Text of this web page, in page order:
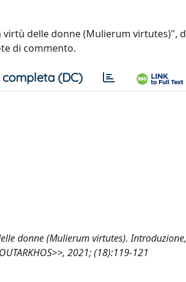
delle donne (Mulierum virtutes)",
di commento.
completa (DC)
donne (Mulierum virtutes).
2021; (18):119-121